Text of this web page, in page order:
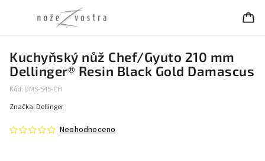
Kuchyňský nůž Chef/Gyuto 210 mm
Dellinger® Resin Black Gold Damascus
Kód: DMS-545-CH
Neohodnoceno
Značka: Dellinger